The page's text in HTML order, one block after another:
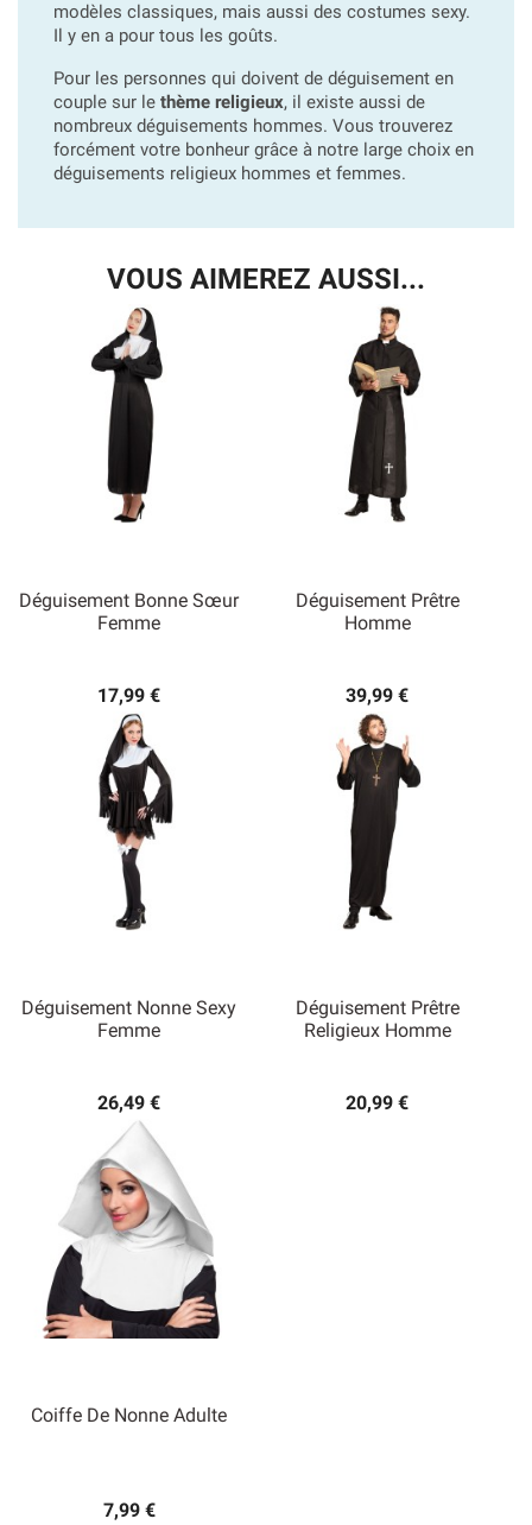
modèles classiques, mais aussi des costumes sexy.
Il y en a pour tous les goûts.
Pour les personnes qui doivent de déguisement en
couple sur le thème religieux, il existe aussi de
nombreux déguisements hommes. Vous trouverez
forcément votre bonheur grâce à notre large choix en
déguisements religieux hommes et femmes.
VOUS AIMEREZ AUSSI...
Déguisement Bonne Sœur
Femme
17,99 €
Déguisement Prêtre
Homme
39,99 €
Déguisement Nonne Sexy
Femme
26,49 €
Déguisement Prêtre
Religieux Homme
20,99 €
Coiffe De Nonne Adulte
7,99 €